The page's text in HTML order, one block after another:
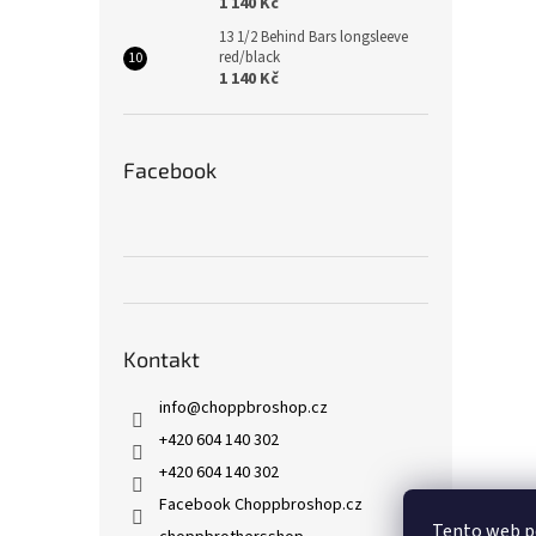
13 1/2 Behind Bars longsleeve
red/black
1 140 Kč
Facebook
Kontakt
info@choppbroshop.cz
+420 604 140 302
+420 604 140 302
Facebook Choppbroshop.cz